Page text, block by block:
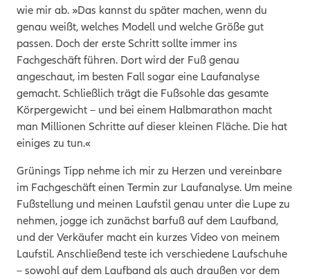
wie mir ab. »Das kannst du später machen, wenn du
genau weißt, welches Modell und welche Größe gut
passen. Doch der erste Schritt sollte immer ins
Fachgeschäft führen. Dort wird der Fuß genau
angeschaut, im besten Fall sogar eine Laufanalyse
gemacht. Schließlich trägt die Fußsohle das gesamte
Körpergewicht – und bei einem Halbmarathon macht
man Millionen Schritte auf dieser kleinen Fläche. Die hat
einiges zu tun.«
Grünings Tipp nehme ich mir zu Herzen und vereinbare
im Fachgeschäft einen Termin zur Laufanalyse. Um meine
Fußstellung und meinen Laufstil genau unter die Lupe zu
nehmen, jogge ich zunächst barfuß auf dem Laufband,
und der Verkäufer macht ein kurzes Video von meinem
Laufstil. Anschließend teste ich verschiedene Laufschuhe
– sowohl auf dem Laufband als auch draußen vor dem